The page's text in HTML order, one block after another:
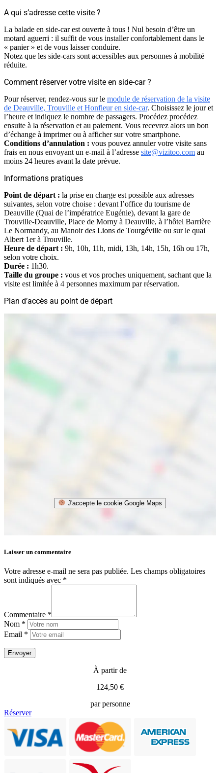
A qui s’adresse cette visite ?
La balade en side-car est ouverte à tous ! Nul besoin d’être un
motard aguerri : il suffit de vous installer confortablement dans le
« panier » et de vous laisser conduire.
Notez que les side-cars sont accessibles aux personnes à mobilité
réduite.
Comment réserver votre visite en side-car ?
Pour réserver, rendez-vous sur le module de réservation de la visite
de Deauville, Trouville et Honfleur en side-car. Choisissez le jour et
l’heure et indiquez le nombre de passagers. Procédez procédez
ensuite à la réservation et au paiement. Vous recevrez alors un bon
d’échange à imprimer ou à afficher sur votre smartphone.
Conditions d’annulation : vous pouvez annuler votre visite sans
frais en nous envoyant un e-mail à l’adresse site@vizitoo.com au
moins 24 heures avant la date prévue.
Informations pratiques
Point de départ : la prise en charge est possible aux adresses
suivantes, selon votre choise : devant l’office du tourisme de
Deauville (Quai de l’impératrice Eugénie), devant la gare de
Trouville-Deauville, Place de Morny à Deauville, à l’hôtel Barrière
Le Normandy, au Manoir des Lions de Tourgéville ou sur le quai
Albert 1er à Trouville.
Heure de départ : 9h, 10h, 11h, midi, 13h, 14h, 15h, 16h ou 17h,
selon votre choix.
Durée : 1h30.
Taille du groupe : vous et vos proches uniquement, sachant que la
visite est limitée à 4 personnes maximum par réservation.
Plan d’accès au point de départ
J'accepte le cookie Google Maps
Laisser un commentaire
Votre adresse e-mail ne sera pas publiée. Les champs obligatoires
sont indiqués avec *
Commentaire *
Nom *
Email *
À partir de
124,50 €
par personne
Réserver